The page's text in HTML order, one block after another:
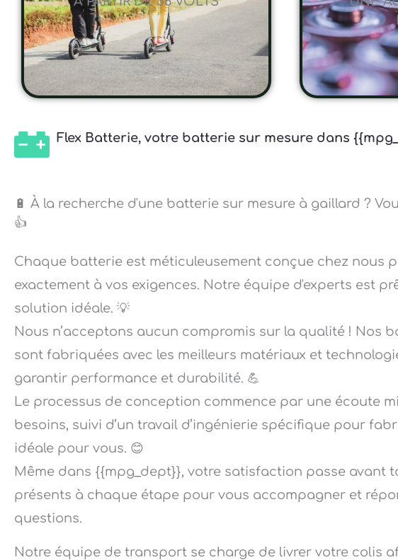
Flex Batterie, votre batterie sur mesure dans
🔋 À la recherche d'une batterie sur mesure à gaillard ?
👍
Chaque batterie est méticuleusement conçue chez nous
exactement à vos exigences. Notre équipe d'experts est
solution idéale. 💡
Nous n’acceptons aucun compromis sur la qualité ! Nos
sont fabriquées avec les meilleurs matériaux et
garantir performance et durabilité. 💪
Le processus de conception commence par une écoute
besoins, suivi d’un travail d’ingénierie spécifique pour
idéale pour vous. 😊
Même dans {{mpg_dept}}, votre satisfaction passe avant
présents à chaque étape pour vous accompagner et
questions.
Notre équipe de transport se charge de livrer votre colis